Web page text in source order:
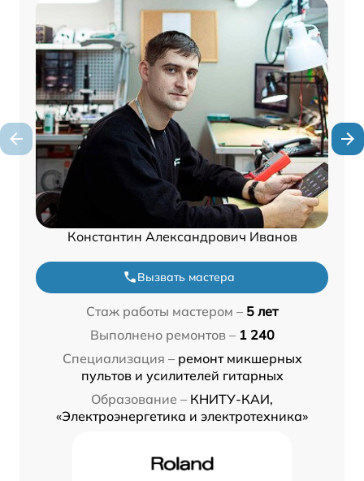
Константин Александрович Иванов
Вызвать мастера
Стаж работы мастером – 5 лет
Выполнено ремонтов – 1 240
Специализация – ремонт микшерных
пультов и усилителей гитарных
Образование – КНИТУ-КАИ,
«Электроэнергетика и электротехника»